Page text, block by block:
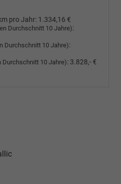
pro Jahr: 1.334,16 €
Durchschnitt 10 Jahre):
Durchschnitt 10 Jahre):
Durchschnitt 10 Jahre): 3.828,- €